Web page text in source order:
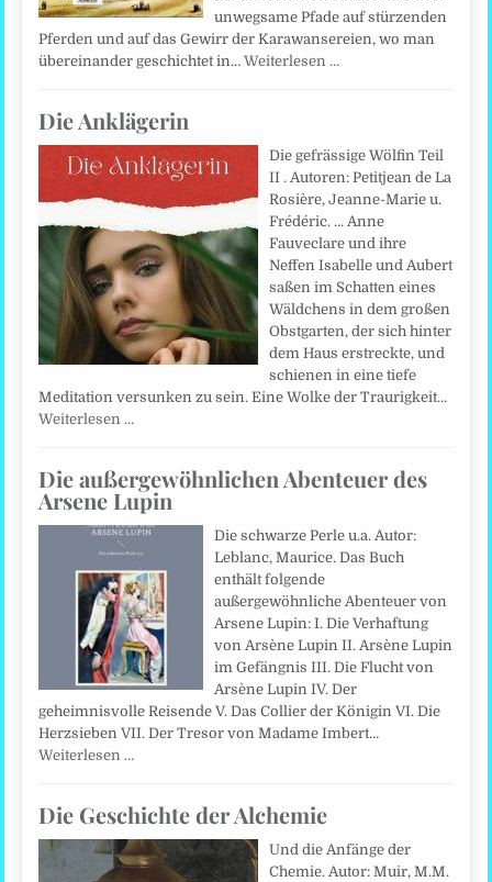
unwegsame Pfade auf stürzenden
Pferden und auf das Gewirr der Karawansereien, wo man
übereinander geschichtet in…Weiterlesen …
Die Anklägerin
Die gefrässige Wölfin Teil
II . Autoren: Petitjean de La
Rosière, Jeanne-Marie u.
Frédéric. ... Anne
Fauveclare und ihre
Neffen Isabelle und Aubert
saßen im Schatten eines
Wäldchens in dem großen
Obstgarten, der sich hinter
dem Haus erstreckte, und
schienen in eine tiefe
Meditation versunken zu sein. Eine Wolke der Traurigkeit…
Weiterlesen …
Die außergewöhnlichen Abenteuer des
Arsene Lupin
Die schwarze Perle u.a. Autor:
Leblanc, Maurice. Das Buch
enthält folgende
außergewöhnliche Abenteuer von
Arsene Lupin: I. Die Verhaftung
von Arsène Lupin II. Arsène Lupin
im Gefängnis III. Die Flucht von
Arsène Lupin IV. Der
geheimnisvolle Reisende V. Das Collier der Königin VI. Die
Herzsieben VII. Der Tresor von Madame Imbert…
Weiterlesen …
Die Geschichte der Alchemie
Und die Anfänge der
Chemie. Autor: Muir, M.M.